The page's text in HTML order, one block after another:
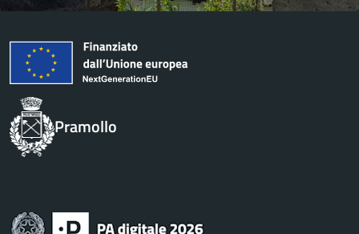
Pramollo